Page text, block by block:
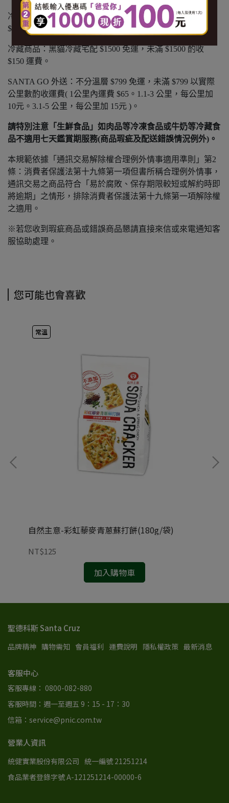
冷凍商品：黑貓冷凍宅配 $1500 免運，未滿 $1500 酌收
$150 運費。
冷藏商品：黑貓冷藏宅配 $1500 免運，未滿 $1500 酌收
$150 運費。
SANTA GO 外送：不分溫層 $799 免運，未滿 $799 以實際
公里數酌收運費( 1公里內運費 $65。1.1-3 公里，每公里加
10元。3.1-5 公里，每公里加 15元 )。
請特別注意「生鮮食品」如肉品等冷凍食品或牛奶等冷藏食
品不適用七天鑑賞期服務(商品瑕疵及配送錯誤情況例外)。
本規範依據「通訊交易解除權合理例外情事適用準則」第2
條：消費者保護法第十九條第一項但書所稱合理例外情事，
通訊交易之商品符合「易於腐敗、保存期限較短或解約時即
將逾期」之情形，排除消費者保護法第十九條第一項解除權
之適用。
※若您收到瑕疵商品或錯誤商品懇請直接來信或來電通知客
服協助處理。
您可能也會喜歡
常溫
自然主意-彩虹藜麥青蔥蘇打餅(180g/袋)
NT$125
加入購物車
聖德科斯 Santa Cruz
品牌精神 購物需知 會員福利 運費說明 隱私權政策 最新消息
客服中心
客服專線： 0800-082-880
客服時間：週一至週五 9：15 - 17：30
信箱：service@pnic.com.tw
營業人資訊
統健實業股份有限公司 統一編號 21251214
食品業者登錄字號 A-121251214-00000-6